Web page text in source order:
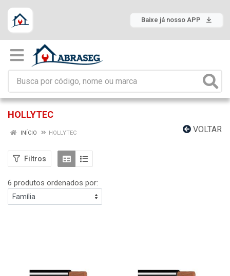
Baixe já nosso APP
HOLLYTEC
VOLTAR
INÍCIO HOLLYTEC
Filtros
6 produtos ordenados por: